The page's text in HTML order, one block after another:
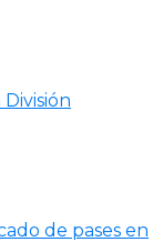
de pases en